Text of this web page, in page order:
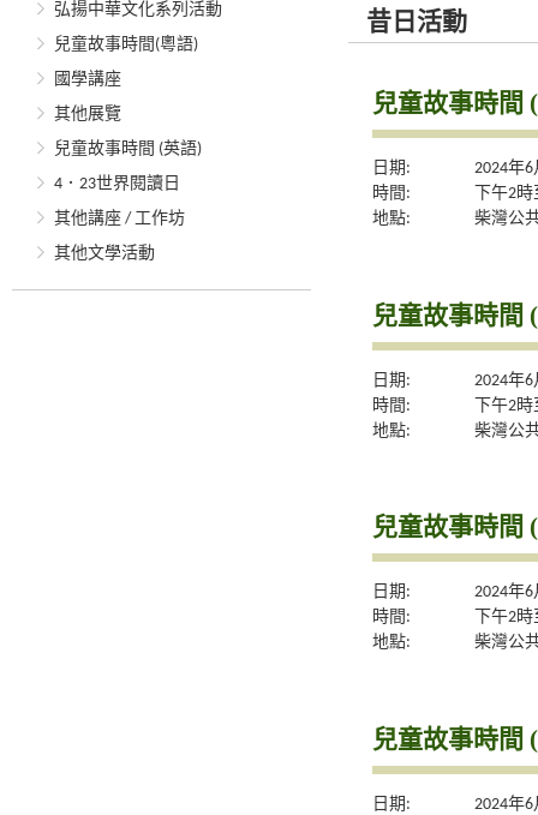
弘揚中華文化系列活動
兒童故事時間(粵語)
國學講座
其他展覽
兒童故事時間 (英語)
4．23世界閱讀日
其他講座 / 工作坊
其他文學活動
昔日活動
兒童故事時間
日期:
2024年
時間:
下午2
地點:
柴灣公
兒童故事時間
日期:
2024年
時間:
下午2
地點:
柴灣公
兒童故事時間
日期:
2024年
時間:
下午2
地點:
柴灣公
兒童故事時間
日期:
2024年